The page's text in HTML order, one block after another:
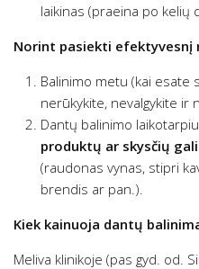
laikinas (praeina po kelių
Norint pasiekti efektyvesnį
Balinimo metu (kai esate
nerūkykite, nevalgykite ir
Dantų balinimo
produktų ar skysčių
(raudonas vynas, stipri
brendis ar pan.).
Kiek kainuoja dantų
Meliva klinikoje (pas gyd. od.